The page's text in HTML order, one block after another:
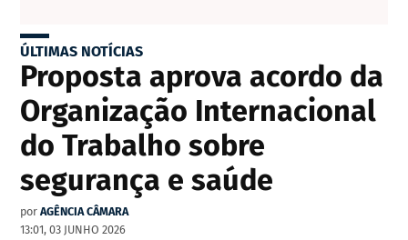
ÚLTIMAS NOTÍCIAS
Proposta aprova acordo da
Organização Internacional
do Trabalho sobre
segurança e saúde
por AGÊNCIA CÂMARA
13:01, 03 JUNHO 2026